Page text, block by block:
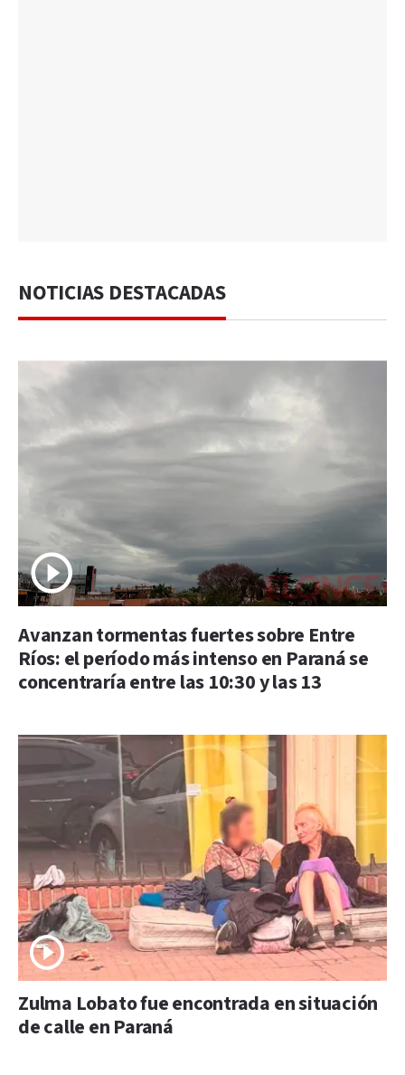
NOTICIAS DESTACADAS
Avanzan tormentas fuertes sobre Entre
Ríos: el período más intenso en Paraná se
concentraría entre las 10:30 y las 13
Zulma Lobato fue encontrada en situación
de calle en Paraná